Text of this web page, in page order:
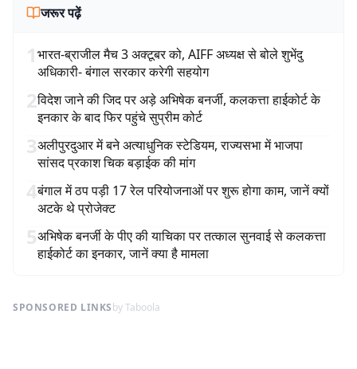
जरूर पढ़ें
1भारत-ब्राजील मैच 3 अक्टूबर को, AIFF अध्यक्ष से बोले शुभेंदु
अधिकारी- बंगाल सरकार करेगी सहयोग
2विदेश जाने की जिद पर अड़े अभिषेक बनर्जी, कलकत्ता हाईकोर्ट के
इनकार के बाद फिर पहुंचे सुप्रीम कोर्ट
3अलीपुरदुआर में बने अत्याधुनिक स्टेडियम, राज्यसभा में भाजपा
सांसद प्रकाश चिक बड़ाईक की मांग
4बंगाल में ठप पड़ी 17 रेल परियोजनाओं पर शुरू होगा काम, जानें क्यों
अटके थे प्रोजेक्ट
5अभिषेक बनर्जी के पीए की याचिका पर तत्काल सुनवाई से कलकत्ता
हाईकोर्ट का इनकार, जानें क्या है मामला
SPONSORED LINKSby Taboola